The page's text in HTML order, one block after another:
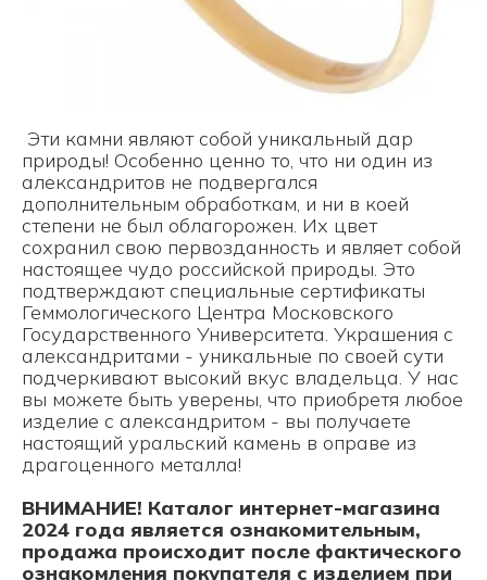
Эти камни являют собой уникальный дар
природы! Особенно ценно то, что ни один из
александритов не подвергался
дополнительным обработкам, и ни в коей
степени не был облагорожен. Их цвет
сохранил свою первозданность и являет собой
настоящее чудо российской природы. Это
подтверждают специальные сертификаты
Геммологического Центра Московского
Государственного Университета. Украшения с
александритами - уникальные по своей сути
подчеркивают высокий вкус владельца. У нас
вы можете быть уверены, что приобретя любое
изделие с александритом - вы получаете
настоящий уральский камень в оправе из
драгоценного металла!
ВНИМАНИЕ! Каталог интернет-магазина
2024 года является ознакомительным,
продажа происходит после фактического
ознакомления покупателя с изделием при